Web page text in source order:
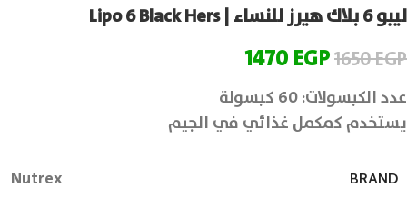
ليبو 6 بلاك هيرز للنساء | Lipo 6 Black Hers
1650EGP
1470EGP
عدد الكبسولات: 60 كبسولة
يستخدم كمكمل غذائي في الجيم
BRAND
Nutrex